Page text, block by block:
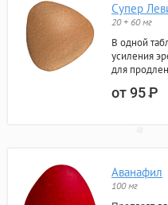
Супер
20 + 60 мг
В одной
усиления
для
от 95Р
Аванафил
100 мг